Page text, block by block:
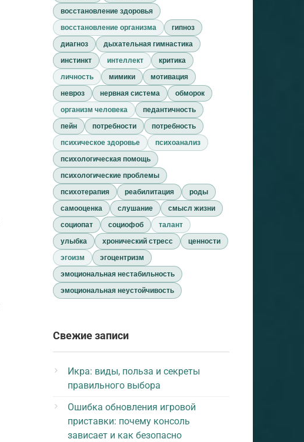
восстановление здоровья
восстановление организма
гипноз
диагноз
дыхательная гимнастика
инстинкт
интеллект
критика
личность
мимики
мотивация
невроз
нервная система
обморок
организм человека
педантичность
пейн
потребности
потребность
психическое здоровье
психоанализ
психологическая помощь
психологические проблемы
психотерапия
реабилитация
роды
самооценка
слушание
смысл жизни
социопат
социофоб
талант
улыбка
хронический стресс
ценности
эгоизм
эгоцентризм
эмоциональная нестабильность
эмоциональная неустойчивость
Свежие записи
Икра: виды, польза и секреты
правильного выбора
Ошибка обновления игровой
приставки: почему консоль
зависает и как безопасно